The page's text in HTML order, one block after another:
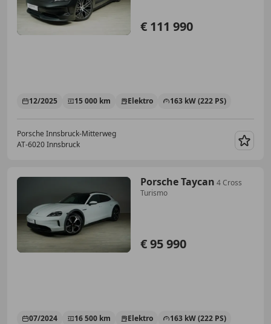
€ 111 990
12/2025 15 000 km Elektro 163 kW (222 PS)
Porsche Innsbruck-Mitterweg
AT-6020 Innsbruck
Porsche Taycan 4 Cross
Turismo
€ 95 990
07/2024 16 500 km Elektro 163 kW (222 PS)